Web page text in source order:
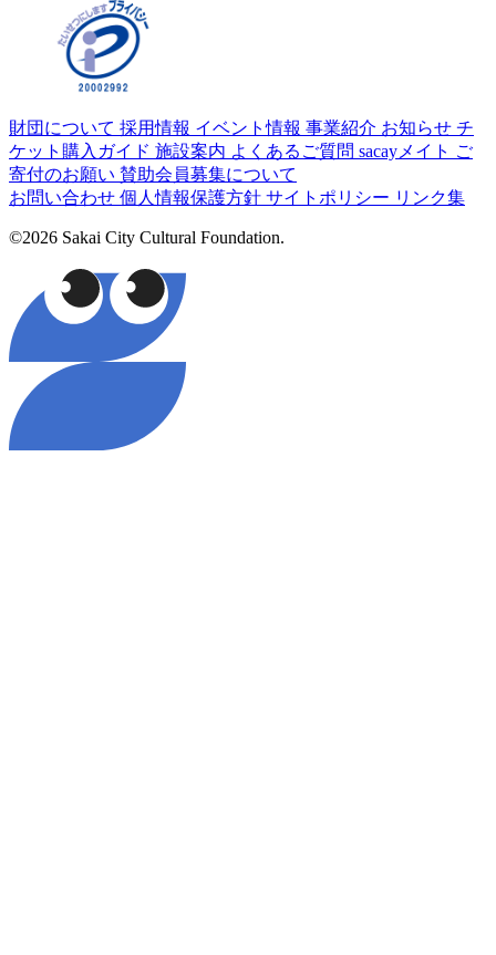
財団について 採用情報 イベント情報 事業紹介 お知らせ チ
ケット購入ガイド 施設案内 よくあるご質問 sacayメイト ご
寄付のお願い 賛助会員募集について
お問い合わせ 個人情報保護方針 サイトポリシー リンク集
©2026 Sakai City Cultural Foundation.